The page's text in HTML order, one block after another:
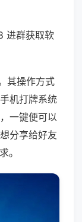
进群获取软
其操作方式
机打牌系统
一键便可以
分享给好友
。